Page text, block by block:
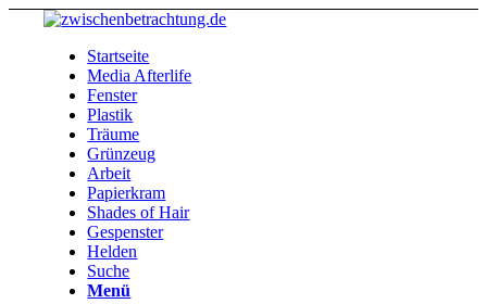
Startseite
Media Afterlife
Fenster
Plastik
Träume
Grünzeug
Arbeit
Papierkram
Shades of Hair
Gespenster
Helden
Suche
Menü